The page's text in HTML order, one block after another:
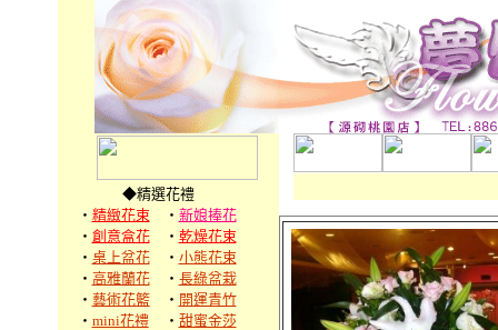
◆精選花禮
‧ 精緻花束 ‧ 新娘捧花
‧ 創意盒花 ‧ 乾燥花束
‧ 桌上盆花 ‧ 小熊花束
‧ 高雅蘭花 ‧ 長綠盆栽
‧ 藝術花籃 ‧ 開運青竹
‧ mini花禮 ‧ 甜蜜金莎